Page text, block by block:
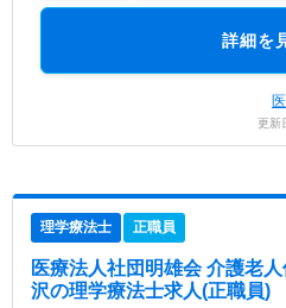
詳細を
更新
理学療法士 正職員
医療法人社団明雄会 介護老
沢の理学療法士求人(正職員)